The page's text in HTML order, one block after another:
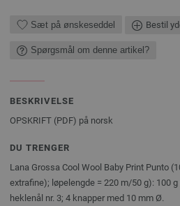
Sæt på ønskeseddel Bestil
Spørgsmål om denne artikel?
BESKRIVELSE
OPSKRIFT (PDF) på norsk
DU TRENGER
Lana Grossa Cool Wool Baby Print Punto
extrafine); løpelengde = 220 m/50 g): 100
heklenål nr. 3; 4 knapper med 10 mm Ø.